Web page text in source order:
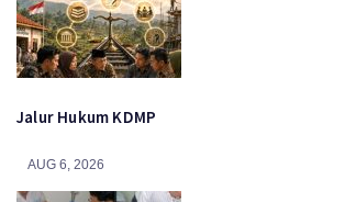
Jalur Hukum KDMP
AUG 6, 2026